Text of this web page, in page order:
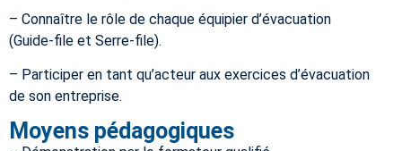
– Connaître le rôle de chaque équipier d’évacuation
(Guide-file et Serre-file).
– Participer en tant qu’acteur aux exercices d’évacuation
de son entreprise.
Moyens pédagogiques